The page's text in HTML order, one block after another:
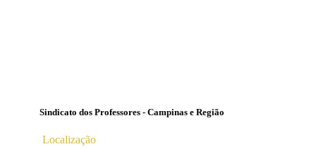
Sindicato dos Professores - Campinas e Região
Localização